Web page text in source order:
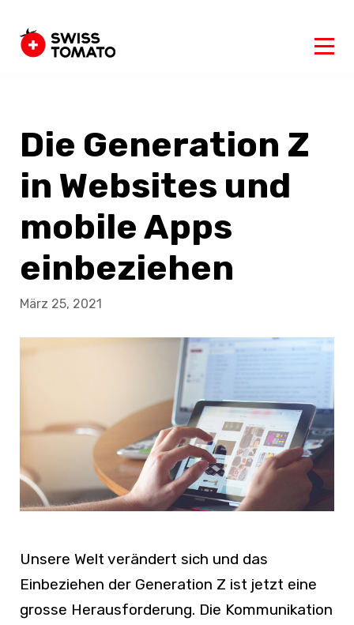
Die Generation Z
in Websites und
mobile Apps
einbeziehen
März 25, 2021
Unsere Welt verändert sich und das
Einbeziehen der Generation Z ist jetzt eine
grosse Herausforderung. Die Kommunikation